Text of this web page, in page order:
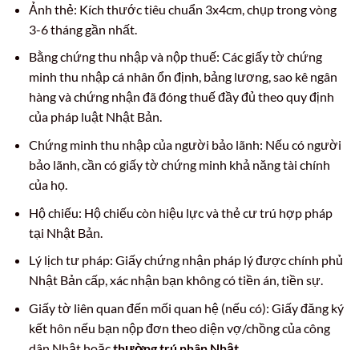
Ảnh thẻ: Kích thước tiêu chuẩn 3x4cm, chụp trong vòng
3-6 tháng gần nhất.
Bằng chứng thu nhập và nộp thuế: Các giấy tờ chứng
minh thu nhập cá nhân ổn định, bảng lương, sao kê ngân
hàng và chứng nhận đã đóng thuế đầy đủ theo quy định
của pháp luật Nhật Bản.
Chứng minh thu nhập của người bảo lãnh: Nếu có người
bảo lãnh, cần có giấy tờ chứng minh khả năng tài chính
của họ.
Hộ chiếu: Hộ chiếu còn hiệu lực và thẻ cư trú hợp pháp
tại Nhật Bản.
Lý lịch tư pháp: Giấy chứng nhận pháp lý được chính phủ
Nhật Bản cấp, xác nhận bạn không có tiền án, tiền sự.
Giấy tờ liên quan đến mối quan hệ (nếu có): Giấy đăng ký
kết hôn nếu bạn nộp đơn theo diện vợ/chồng của công